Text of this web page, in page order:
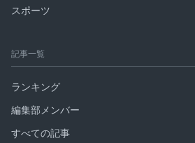
スポーツ
記事一覧
ランキング
編集部メンバー
すべての記事